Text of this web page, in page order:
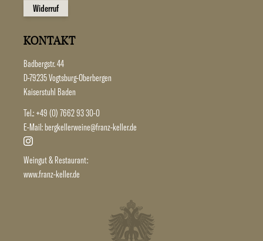
Widerruf
KONTAKT
Badbergstr. 44
D-79235 Vogtsburg-Oberbergen
Kaiserstuhl Baden
Tel.: +49 (0) 7662 93 30-0
E-Mail:bergkellerweine@franz-keller.de
Weingut & Restaurant:
www.franz-keller.de